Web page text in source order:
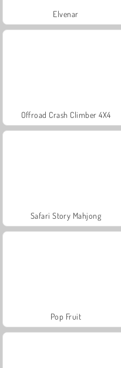
Elvenar
Offroad Crash Climber 4X4
Safari Story Mahjong
Pop Fruit